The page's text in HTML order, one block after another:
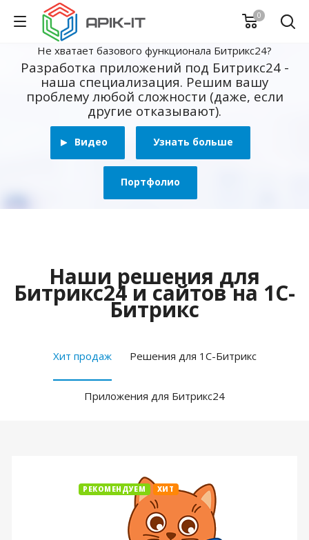
0
Не хватает базового функционала Битрикс24?
Разработка приложений под Битрикс24 -
наша специализация. Решим вашу
проблему любой сложности (даже, если
другие отказывают).
Видео Узнать больше
Портфолио
Наши решения для
Битрикс24 и сайтов на 1С-
Битрикс
Хит продаж Решения для 1С-Битрикс
Приложения для Битрикс24
РЕКОМЕНДУЕМ ХИТ